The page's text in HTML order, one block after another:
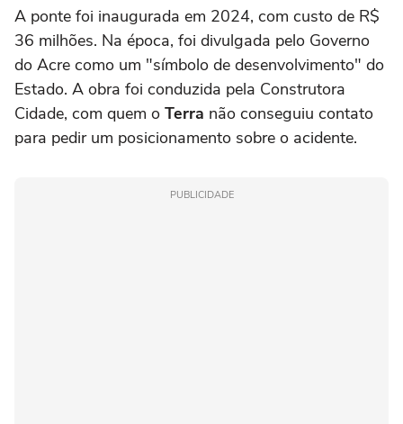
A ponte foi inaugurada em 2024, com custo de R$
36 milhões. Na época, foi divulgada pelo Governo
do Acre como um "símbolo de desenvolvimento" do
Estado. A obra foi conduzida pela Construtora
Cidade, com quem o Terra não conseguiu contato
para pedir um posicionamento sobre o acidente.
PUBLICIDADE